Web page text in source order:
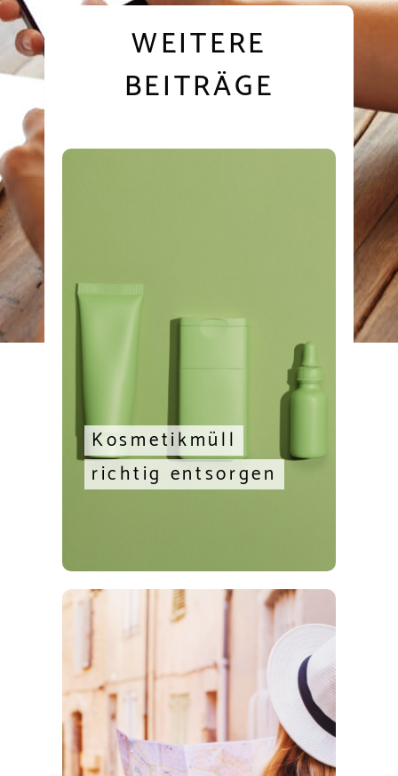
WEITERE
BEITRÄGE
Kosmetikmüll
richtig entsorgen